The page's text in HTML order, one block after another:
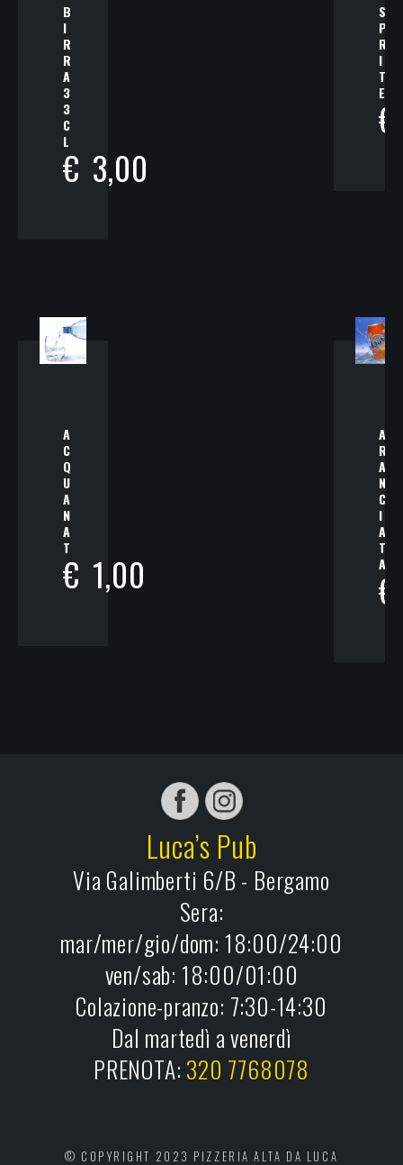
B
I
R
R
A
3
3
C
L
€ 3,00
S
P
R
I
T
E
€
A
C
Q
U
A
N
A
T
€ 1,00
A
R
A
N
C
I
A
T
A
€
Luca’s Pub
Via Galimberti 6/B - Bergamo
Sera:
mar/mer/gio/dom: 18:00/24:00
ven/sab: 18:00/01:00
Colazione-pranzo: 7:30-14:30
Dal martedì a venerdì
PRENOTA: 320 7768078
© COPYRIGHT 2023 PIZZERIA ALTA DA LUCA